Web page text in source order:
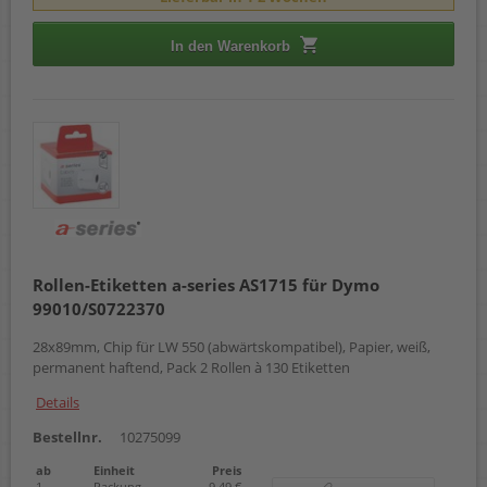
In den Warenkorb
Rollen-Etiketten a-series AS1715 für Dymo
99010/S0722370
28x89mm, Chip für LW 550 (abwärtskompatibel), Papier, weiß,
permanent haftend, Pack 2 Rollen à 130 Etiketten
Details
Bestellnr.
10275099
ab Einheit
Preis